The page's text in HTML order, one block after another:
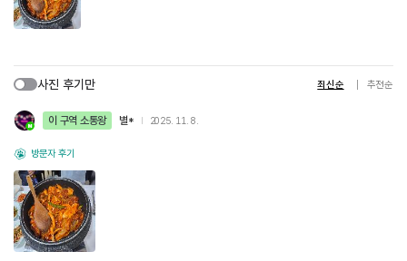
사진 후기만 최신순 추천순
이 구역 소통왕 별* 2025. 11. 8.
방문자 후기